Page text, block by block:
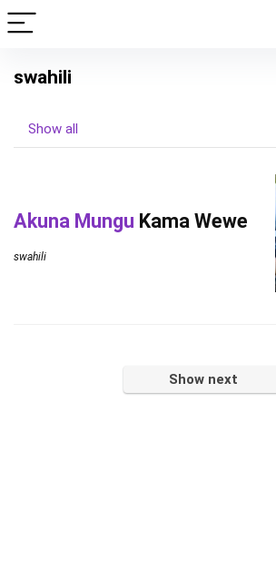
swahili
Show all
Akuna Mungu Kama Wewe
swahili
Show next